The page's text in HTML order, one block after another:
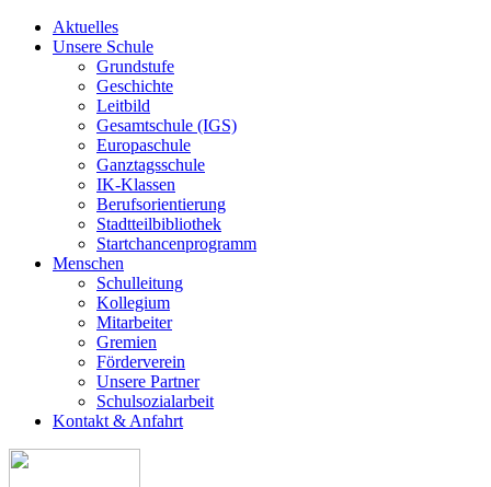
Aktuelles
Unsere Schule
Grundstufe
Geschichte
Leitbild
Gesamtschule (IGS)
Europaschule
Ganztagsschule
IK-Klassen
Berufsorientierung
Stadtteilbibliothek
Startchancenprogramm
Menschen
Schulleitung
Kollegium
Mitarbeiter
Gremien
Förderverein
Unsere Partner
Schulsozialarbeit
Kontakt & Anfahrt